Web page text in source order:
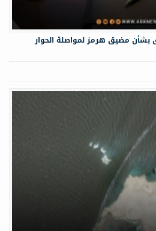
بشأن مضيق هرمز لمواصلة الحوار